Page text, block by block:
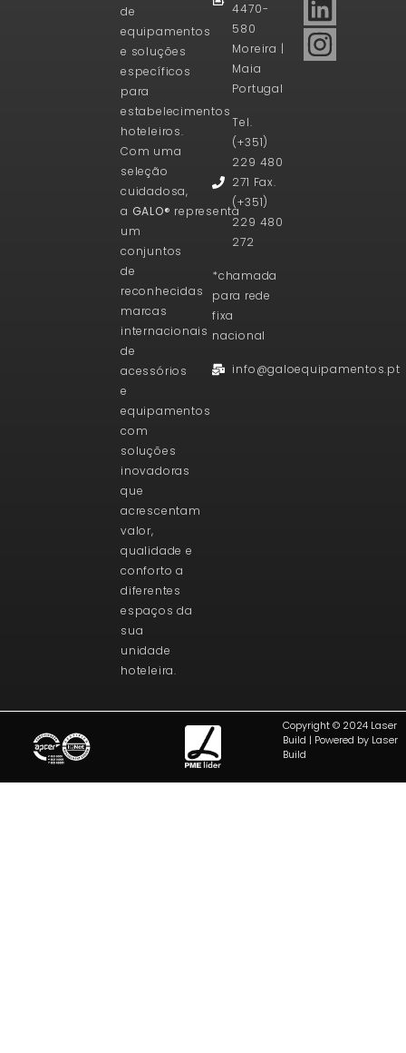
de
equipamentos
e soluções
específicos
para
estabelecimentos
hoteleiros.
Com uma
seleção
cuidadosa,
a GALO® representa
um
conjuntos
de
reconhecidas
marcas
internacionais
de
acessórios
e
equipamentos
com
soluções
inovadoras
que
acrescentam
valor,
qualidade e
conforto a
diferentes
espaços da
sua
unidade
hoteleira.
4470-
580
Moreira |
Maia
Portugal
Tel.
(+351)
229 480
271 Fax.
(+351)
229 480
272
*chamada
para rede
fixa
nacional
info@galoequipamentos.pt
Copyright © 2024 Laser
Build | Powered by Laser
Build